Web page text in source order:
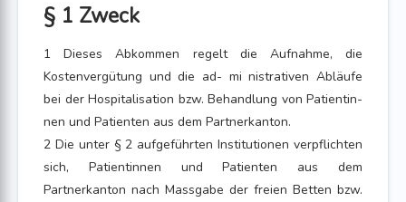
§ 1 Zweck
1 Dieses Abkommen regelt die Aufnahme, die
Kostenvergütung und die ad- mi nistrativen Abläufe
bei der Hospitalisation bzw. Behandlung von Patientin-
nen und Patienten aus dem Partnerkanton.
2 Die unter § 2 aufgeführten Institutionen verpflichten
sich, Patientinnen und Patienten aus dem
Partnerkanton nach Massgabe der freien Betten bzw.